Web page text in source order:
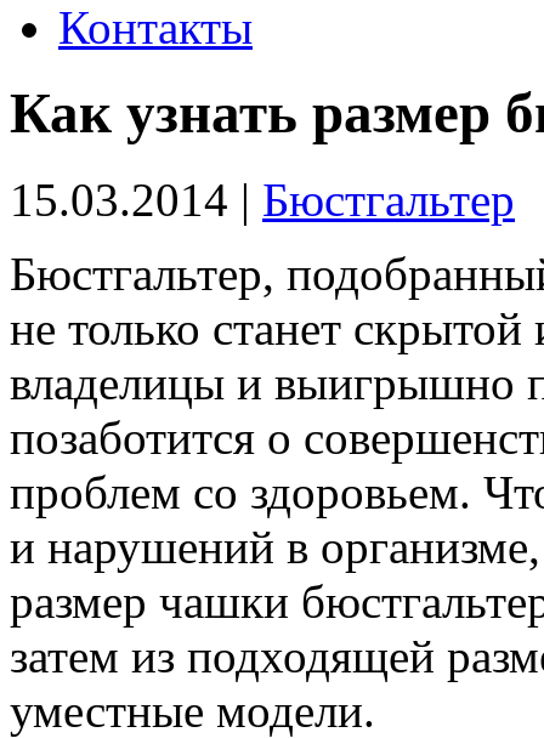
Контакты
Как узнать размер
15.03.2014 | Бюстгальтер
Бюстгальтер,
не только станет
владелицы и выигрышно
позаботится о
проблем со здоровьем.
и нарушений в
размер чашки
затем из подходящей
уместные модели.